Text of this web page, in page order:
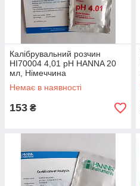
Калібрувальний розчин
HI70004 4,01 pH HANNA 20
мл, Німеччина
Немає в наявності
153 ₴